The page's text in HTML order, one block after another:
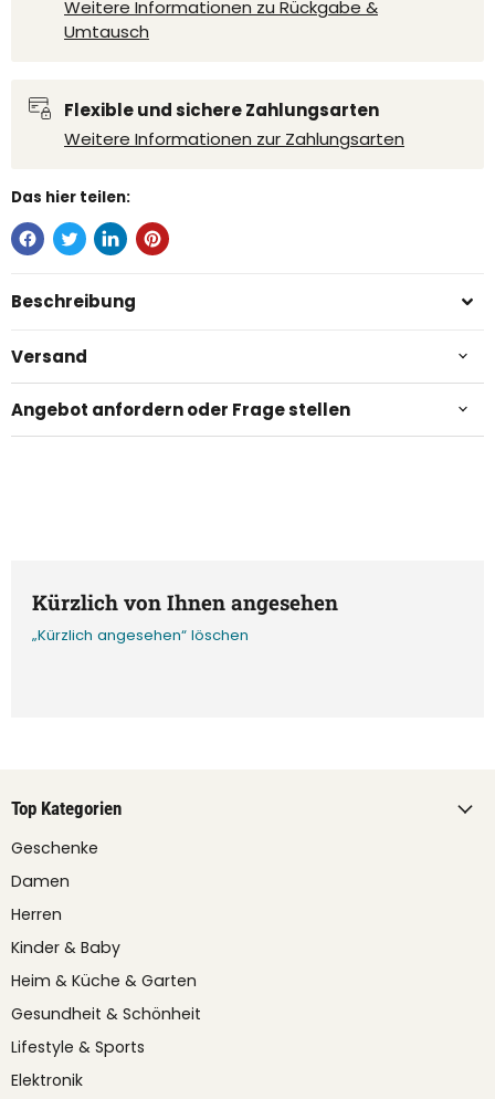
Weitere Informationen zu Rückgabe &
Umtausch
Flexible und sichere Zahlungsarten
Weitere Informationen zur Zahlungsarten
Das hier teilen:
Beschreibung
Versand
Angebot anfordern oder Frage stellen
Kürzlich von Ihnen angesehen
„Kürzlich angesehen“ löschen
Top Kategorien
Geschenke
Damen
Herren
Kinder & Baby
Heim & Küche & Garten
Gesundheit & Schönheit
Lifestyle & Sports
Elektronik